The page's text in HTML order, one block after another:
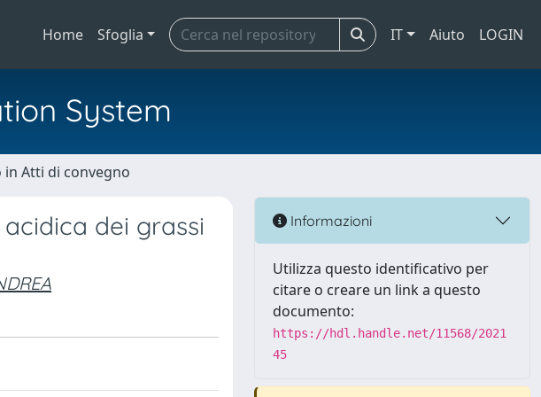
Home Sfoglia IT Aiuto LOGIN
System
Atti di convegno
dei grassi
Informazioni
Utilizza questo identificativo per
citare o creare un link a questo
documento:
https://hdl.handle.net/11568/2021
45